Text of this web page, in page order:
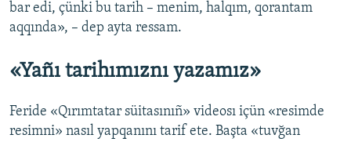
bar edi, çünki bu tarih – menim, halqım, qorantam
aqqında», – dep ayta ressam.
«Yañı tarihımıznı yazamız»
Feride «Qırımtatar süitasınıñ» videosı içün «resimde
resimni» nasıl yapqanını tarif ete. Başta «tuvğan